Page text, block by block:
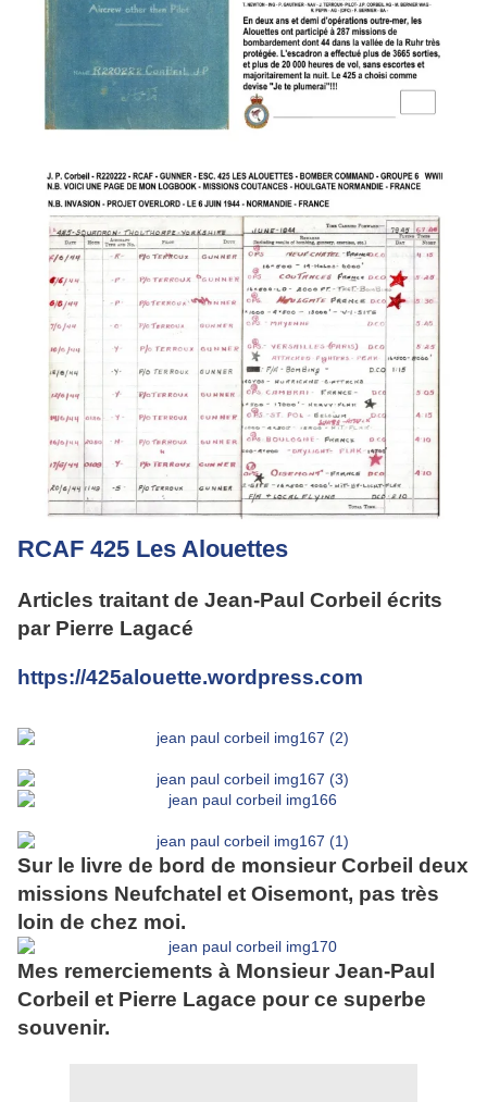
RCAF 425 Les Alouettes
Articles traitant de Jean-Paul Corbeil écrits
par Pierre Lagacé
https://425alouette.wordpress.com
Sur le livre de bord de monsieur Corbeil deux
missions Neufchatel et Oisemont, pas très
loin de chez moi.
Mes remerciements à Monsieur Jean-Paul
Corbeil et Pierre Lagace pour ce superbe
souvenir.